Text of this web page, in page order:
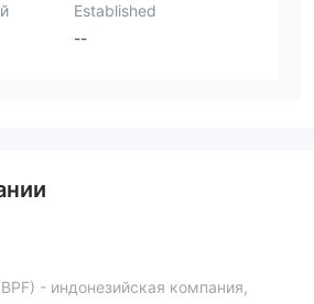
Established
--
- индонезийская компания,